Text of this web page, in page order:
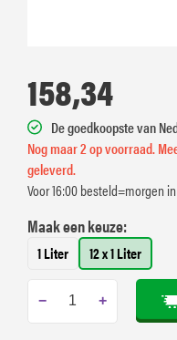
158,34
De goedkoopste van
Nog maar 2 op voorraad.
geleverd.
Voor 16:00 besteld=morgen
Maak een keuze:
1 Liter 12 x 1 Liter
− +